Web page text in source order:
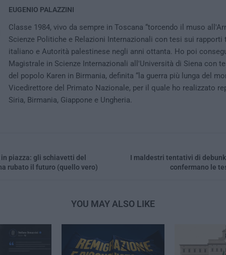
EUGENIO PALAZZINI
Classe 1984, vivo da sempre in Toscana “torcendo il muso
Scienze Politiche e Relazioni Internazionali con tesi sui rapporti
italiano e Autorità palestinese negli anni ottanta. Ho poi
Magistrale in Scienze Internazionali all'Università di Siena con
del popolo Karen in Birmania, definita “la guerra più lunga del
Vicedirettore del Primato Nazionale, per il quale ho realizzato
Siria, Birmania, Giappone e Ungheria.
piazza: gli schiavetti del
rubato il futuro (quello vero)
I maldestri tentativi di
confermano le
YOU MAY ALSO LIKE